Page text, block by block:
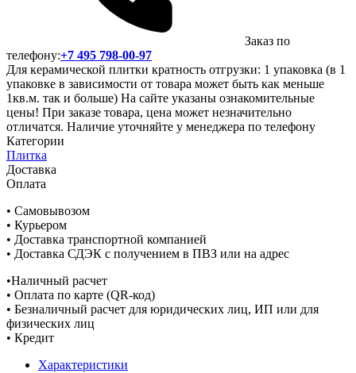
Заказ по
телефону:+7 495 798-00-97
Для керамической плитки кратность отгрузки: 1 упаковка (в 1
упаковке в зависимости от товара может быть как меньше
1кв.м. так и больше) На сайте указаны ознакомительные
цены! При заказе товара, цена может незначительно
отличатся. Наличие уточняйте у менеджера по телефону
Категории
Плитка
Доставка
Оплата
• Самовывозом
• Курьером
• Доставка транспортной компанией
• Доставка СДЭК с получением в ПВЗ или на адрес
•Наличный расчет
• Оплата по карте (QR-код)
• Безналичный расчет для юридических лиц, ИП или для
физических лиц
• Кредит
Характеристики